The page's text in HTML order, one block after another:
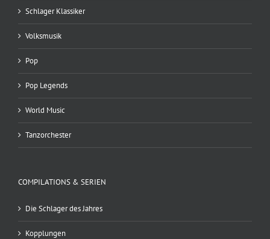
Schlager Klassiker
Volksmusik
Pop
Pop Legends
World Music
Tanzorchester
COMPILATIONS & SERIEN
Die Schlager des Jahres
Kopplungen